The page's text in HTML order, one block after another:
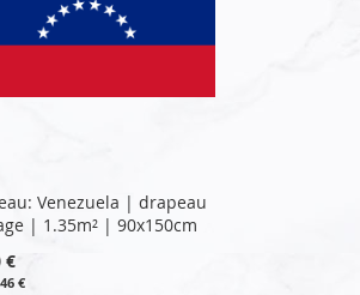
Venezuela | drapeau
| 1.35m² | 90x150cm
€
€